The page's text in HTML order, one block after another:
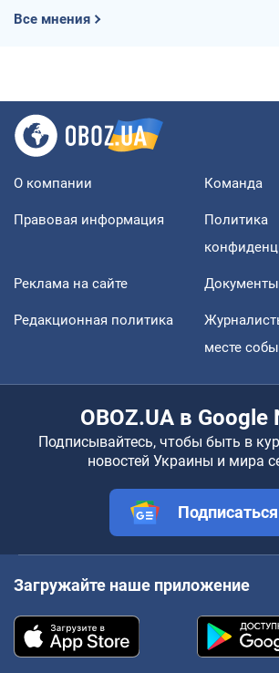
Все мнения
О компании Команда
Правовая информация
Политика
Реклама на сайте Документы
Редакционная политика
месте
OBOZ.UA в Google
Подписывайтесь, чтобы быть в
новостей Украины и мира
Подписаться
Загружайте наше приложение